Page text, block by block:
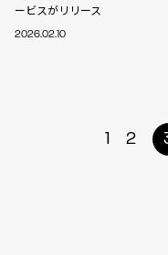
ービスがリリース
2026.02.10
1 2